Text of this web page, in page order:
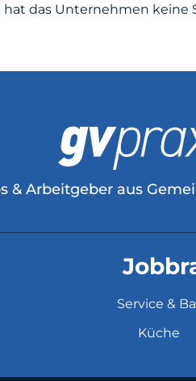
hat das Unternehmen
& Arbeitgeber aus
Service &
Küche